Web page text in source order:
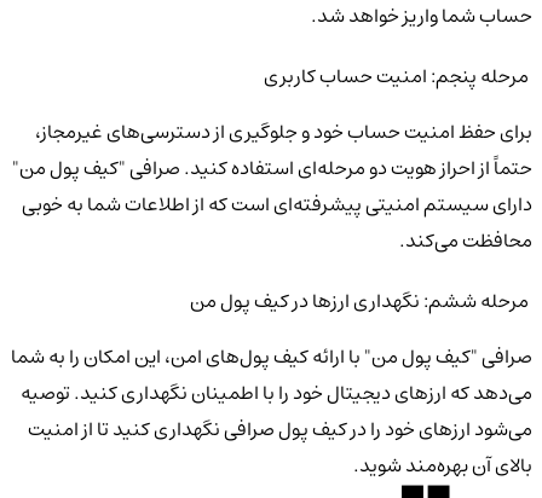
حساب شما واریز خواهد شد.
مرحله پنجم: امنیت حساب کاربری
برای حفظ امنیت حساب خود و جلوگیری از دسترسی‌های غیرمجاز،
حتماً از احراز هویت دو مرحله‌ای استفاده کنید. صرافی "کیف پول من"
دارای سیستم امنیتی پیشرفته‌ای است که از اطلاعات شما به خوبی
محافظت می‌کند.
مرحله ششم: نگهداری ارزها در کیف پول من
صرافی "کیف پول من" با ارائه کیف پول‌های امن، این امکان را به شما
می‌دهد که ارزهای دیجیتال خود را با اطمینان نگهداری کنید. توصیه
می‌شود ارزهای خود را در کیف پول صرافی نگهداری کنید تا از امنیت
بالای آن بهره‌مند شوید.